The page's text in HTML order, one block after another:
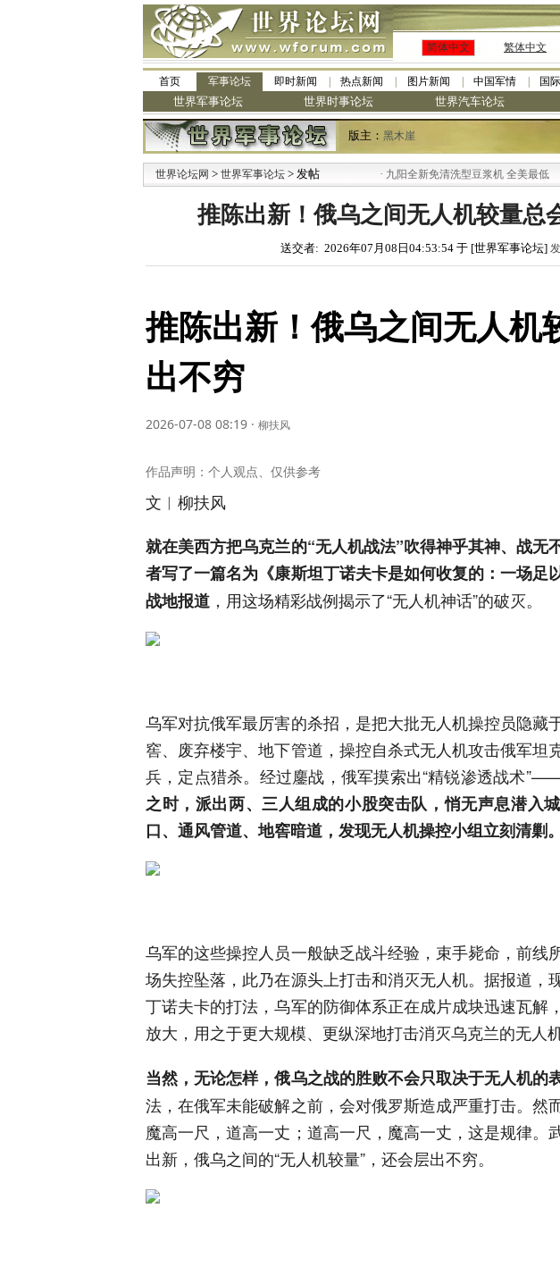
简体中文 繁体中文
首页 军事论坛 即时新闻 热点新闻 图片新闻 中国军情 国
世界军事论坛 世界时事论坛 世界汽车论坛
版主： 黑木崖
世界论坛网 > 世界军事论坛 > 发帖 九阳全新免清洗型豆浆机 全美最低
推陈出新！俄乌之间无人机较量总
送交者: 2026年07月08日04:53:54 于 [世界军事论坛]
推陈出新！俄乌之间无人机
出不穷
2026-07-08 08:19 · 柳扶风
作品声明：个人观点、仅供参考
文︱柳扶风
就在美西方把乌克兰的“无人机战法”吹得神乎其神、战无
者写了一篇名为《康斯坦丁诺夫卡是如何收复的：一场足
战地报道 ，用这场精彩战例揭示了“无人机神话”的破灭。
乌军对抗俄军最厉害的杀招，是把大批无人机操控员隐藏
窖、废弃楼宇、地下管道，操控自杀式无人机攻击俄军坦
兵，定点猎杀。经过鏖战，俄军摸索出“精锐渗透战术
之时，派出两、三人组成的小股突击队，悄无声息潜入
口、通风管道、地窖暗道，发现无人机操控小组立刻清剿。
乌军的这些操控人员一般缺乏战斗经验，束手毙命，前线
场失控坠落，此乃在源头上打击和消灭无人机。据报道，
丁诺夫卡的打法，乌军的防御体系正在成片成块迅速瓦解
放大，用之于更大规模、更纵深地打击消灭乌克兰的无人
当然，无论怎样，俄乌之战的胜败不会只取决于无人机的
法，在俄军未能破解之前，会对俄罗斯造成严重打击。然
魔高一尺，道高一丈；道高一尺，魔高一丈，这是规律。
出新，俄乌之间的“无人机较量”，还会层出不穷。